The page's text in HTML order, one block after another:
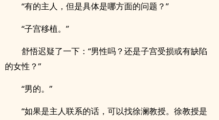
“有的主人，但是具体是哪方面的问题？”
“子宫移植。”
舒悟迟疑了一下：“男性吗？还是子宫受损或有缺陷
的女性？”
“男的。”
“如果是主人联系的话，可以找徐澜教授。徐教授是